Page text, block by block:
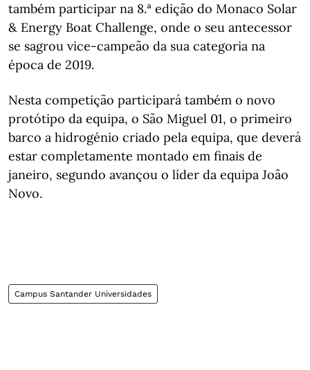
também participar na 8.ª edição do Monaco Solar
& Energy Boat Challenge, onde o seu antecessor
se sagrou vice-campeão da sua categoria na
época de 2019.
Nesta competição participará também o novo
protótipo da equipa, o São Miguel 01, o primeiro
barco a hidrogénio criado pela equipa, que deverá
estar completamente montado em finais de
janeiro, segundo avançou o líder da equipa João
Novo.
Campus Santander Universidades